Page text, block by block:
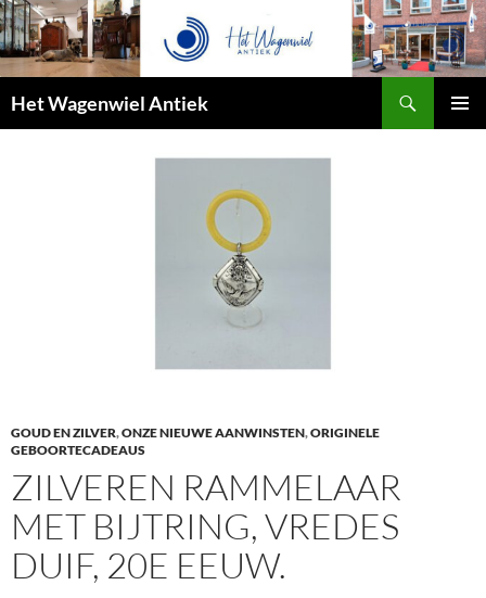
Het Wagenwiel Antiek
GOUD EN ZILVER,ONZE NIEUWE AANWINSTEN,ORIGINELE
GEBOORTECADEAUS
ZILVEREN RAMMELAAR
MET BIJTRING, VREDES
DUIF, 20E EEUW.